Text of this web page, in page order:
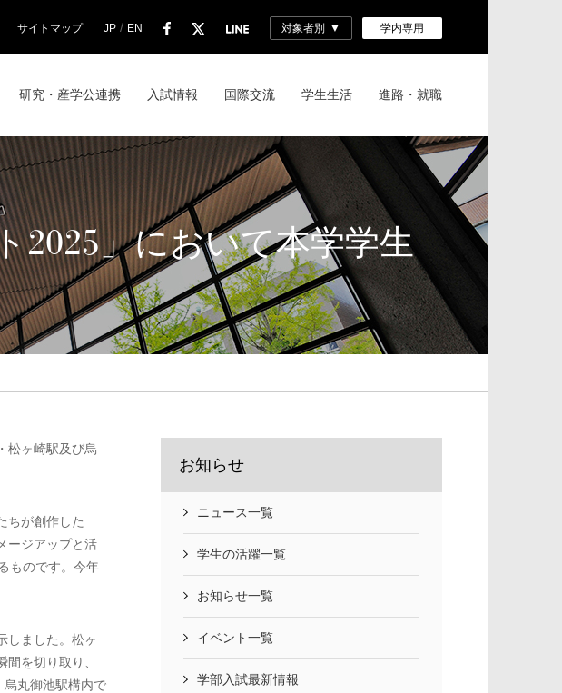
サイトマップ JP / EN 対象者別 学内専用
研究・産学公連携 入試情報 国際交流 学生生活 進路・就職
2025」において本学学生
松ヶ崎駅及び烏
ちが創作した
ージアップと活
ものです。今年
しました。松ヶ
を切り取り、
烏丸御池駅構内で
お知らせ
ニュース一覧
学生の活躍一覧
お知らせ一覧
イベント一覧
学部入試最新情報